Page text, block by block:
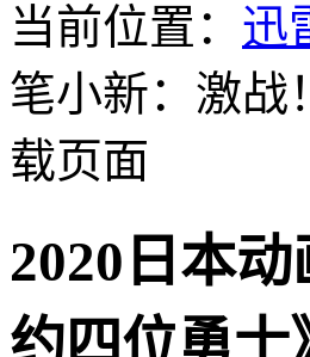
当前位置： 迅
笔小新：激战
载页面
2020日本
约四位勇士